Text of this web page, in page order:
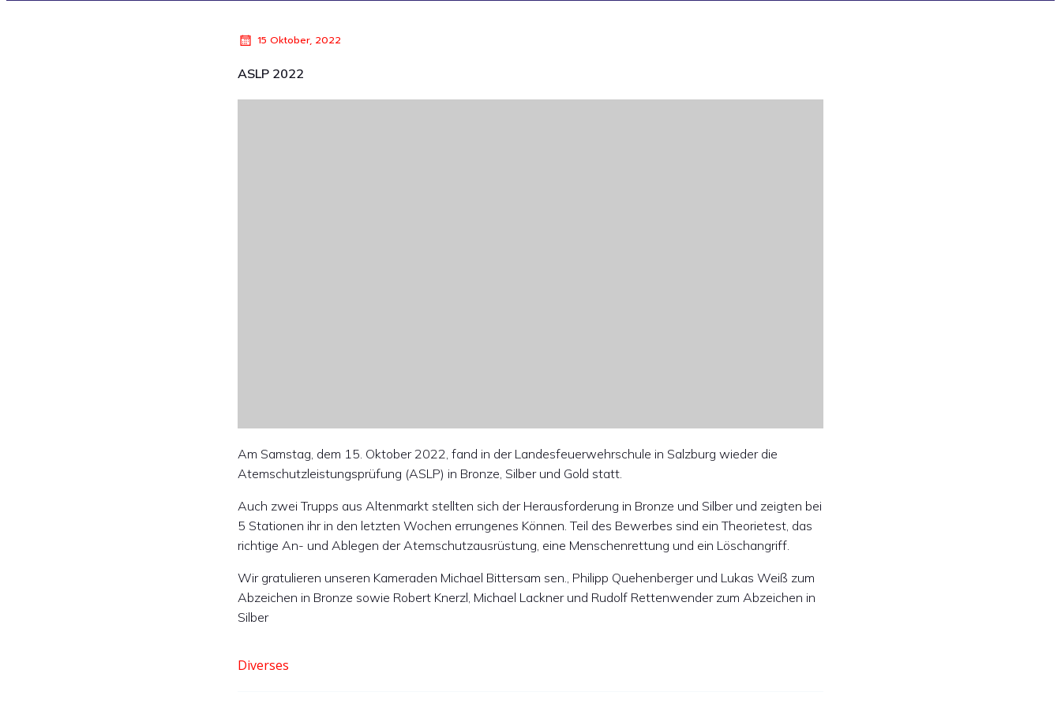
15 Oktober, 2022
ASLP 2022
Am Samstag, dem 15. Oktober 2022, fand in der Landesfeuerwehrschule in Salzburg wieder die
Atemschutzleistungsprüfung (ASLP) in Bronze, Silber und Gold statt.
Auch zwei Trupps aus Altenmarkt stellten sich der Herausforderung in Bronze und Silber und zeigten bei
5 Stationen ihr in den letzten Wochen errungenes Können. Teil des Bewerbes sind ein Theorietest, das
richtige An- und Ablegen der Atemschutzausrüstung, eine Menschenrettung und ein Löschangriff.
Wir gratulieren unseren Kameraden Michael Bittersam sen., Philipp Quehenberger und Lukas Weiß zum
Abzeichen in Bronze sowie Robert Knerzl, Michael Lackner und Rudolf Rettenwender zum Abzeichen in
Silber
Diverses